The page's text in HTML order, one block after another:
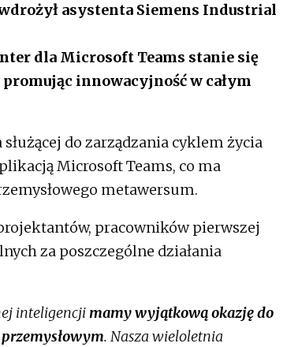
asystenta Siemens Industrial
dla Microsoft Teams stanie się
innowacyjność w całym
do zarządzania cyklem życia
Microsoft Teams, co ma
metawersum.
pracowników pierwszej
za poszczególne działania
inteligencjimamy wyjątkową okazję do
. Nasza wieloletnia